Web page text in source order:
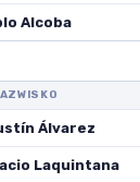
Alcoba
Álvarez
Laquintana